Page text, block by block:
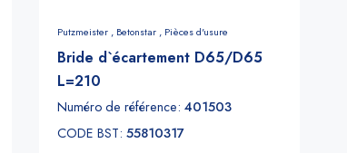
Putzmeister , Betonstar , Pièces d'usure
Bride d`écartement D65/D65
L=210
Numéro de référence: 401503
CODE BST: 55810317